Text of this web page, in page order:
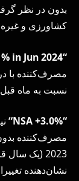
بدون در نظر
کشاورزی و
“
in Jun 2024
نسبت به ماه قبل 0.1 درصد کاهش یافته است.
“
NSA +3.0%
“
مصرف‌کننده
نشان‌دهنده